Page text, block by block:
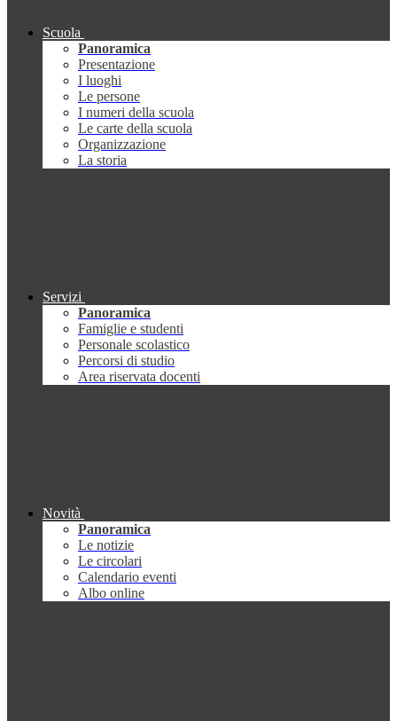
Scuola
Panoramica
Presentazione
I luoghi
Le persone
I numeri della scuola
Le carte della scuola
Organizzazione
La storia
Servizi
Panoramica
Famiglie e studenti
Personale scolastico
Percorsi di studio
Area riservata docenti
Novità
Panoramica
Le notizie
Le circolari
Calendario eventi
Albo online